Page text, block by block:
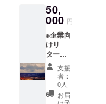
月下旬
より順
次発送
を予定
してい
ます。
は 気に入った写
真を好きなだ
け！ 気に入った
写真を好きな大
きさで！ 撮影は
10月より順次
行っていきま
す！ こちらのリ
ターンは撮影
サービスのみに
めいた
だけま
す！ ま
たデー
タのダ
ウン
ロード
機能も
ついた
エミィ
の方、色々な方
に 割高ですが是
非一度お試しく
ださい！ オスス
メは 写真は欲し
い分、欲しいサ
イズだけお買い
求めいただけま
す！ またデータ
のダウンロード
50,
000 円
※企業向
けリ
ターン
です
2018年
10月下
旬より
順次撮
支援
者：
0人
お届